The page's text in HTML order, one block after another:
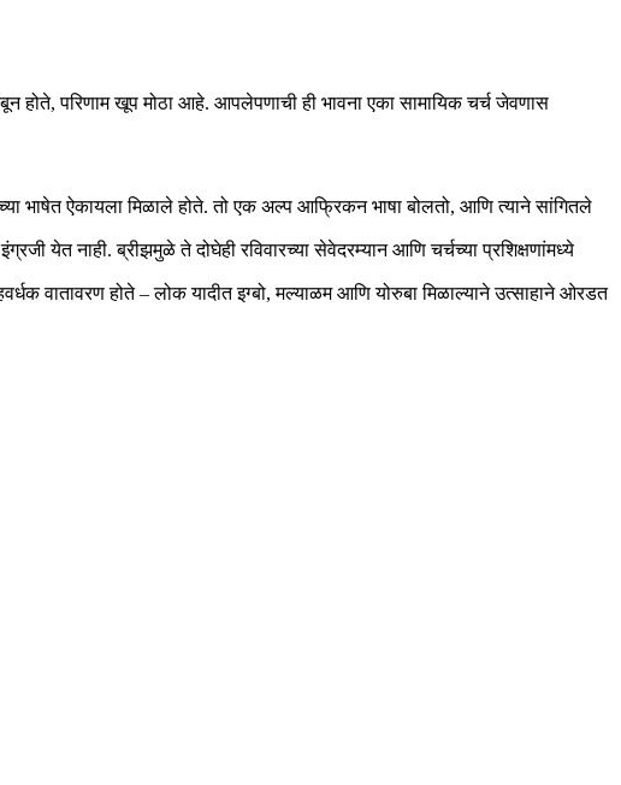
होते, परिणाम खूप मोठा आहे. आपलेपणाची ही भावना एका सामायिक चर्च जेवणास
भाषेत ऐकायला मिळाले होते. तो एक अल्प आफ्रिकन भाषा बोलतो, आणि त्याने सांगितले
येत नाही. ब्रीझमुळे ते दोघेही रविवारच्या सेवेदरम्यान आणि चर्चच्या प्रशिक्षणांमध्ये
वातावरण होते – लोक यादीत इग्बो, मल्याळम आणि योरुबा मिळाल्याने उत्साहाने ओरडत